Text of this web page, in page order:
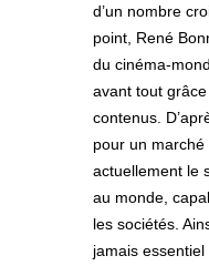
d’un nombre
point, René
du cinéma-
avant tout
contenus.
pour un
actuellement le
au monde,
les sociétés.
jamais